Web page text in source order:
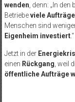
wenden , denn: „In
Betriebeviele Aufträge
Menschen sind
Eigenheim investiert.“
Jetzt in der
einen Rückgang , weil
öffentliche Aufträge